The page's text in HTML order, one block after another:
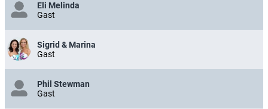
Eli Melinda
Gast
Sigrid & Marina
Gast
Phil Stewman
Gast